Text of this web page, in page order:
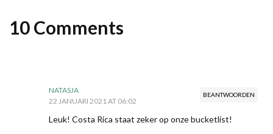
10 Comments
BEANTWOORDEN
NATASJA
22 JANUARI 2021 AT 06:02
Leuk! Costa Rica staat zeker op onze bucketlist!